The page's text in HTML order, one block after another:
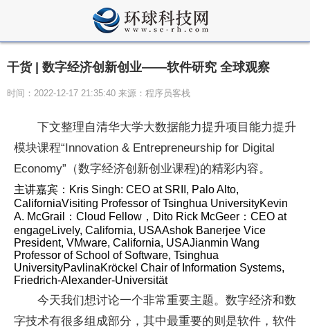
干货 | 数字经济创新创业——软件研究 全球观察
时间：2022-12-17 21:35:40 来源：程序员客栈
下文整理自清华大学大数据能力提升项目能力提升
模块课程“Innovation & Entrepreneurship for Digital
Economy”（数字经济创新创业课程)的精彩内容。
主讲嘉宾：Kris Singh: CEO at SRII, Palo Alto,
CaliforniaVisiting Professor of Tsinghua UniversityKevin
A. McGrail：Cloud Fellow，Dito Rick McGeer：CEO at
engageLively, California, USAAshok Banerjee Vice
President, VMware, California, USAJianmin Wang
Professor of School of Software, Tsinghua
UniversityPavlinaKröckel Chair of Information Systems,
Friedrich-Alexander-Universität
今天我们想讨论一个非常重要主题。数字经济和数
字技术有很多组成部分，其中最重要的则是软件，软件